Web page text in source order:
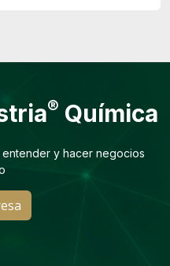
® Química
y hacer negocios